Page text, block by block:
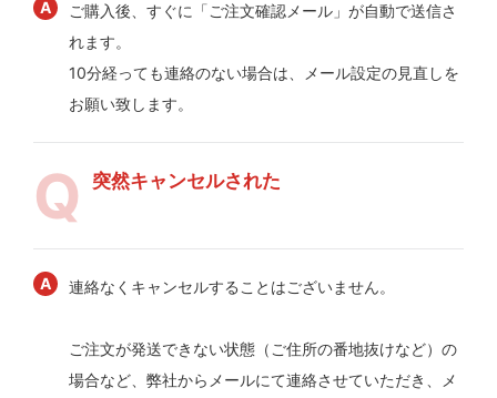
ご購入後、すぐに「ご注文確認メール」が自動で送信さ
れます。
10分経っても連絡のない場合は、メール設定の見直しを
お願い致します。
突然キャンセルされた
連絡なくキャンセルすることはございません。
ご注文が発送できない状態（ご住所の番地抜けなど）の
場合など、弊社からメールにて連絡させていただき、メ